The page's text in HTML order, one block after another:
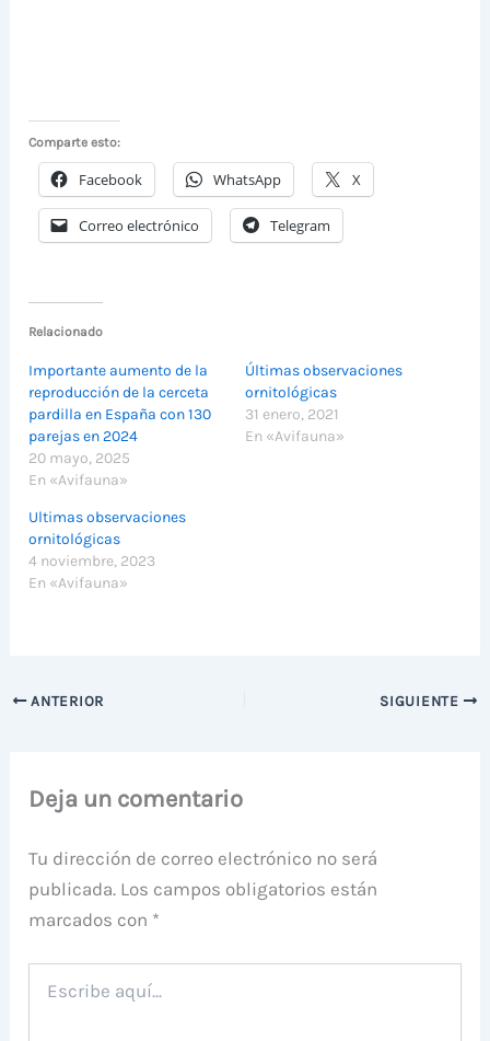
Comparte esto:
Facebook WhatsApp X
Correo electrónico Telegram
Relacionado
Importante aumento de la
reproducción de la cerceta
pardilla en España con 130
parejas en 2024
20 mayo, 2025
En «Avifauna»
Últimas observaciones
ornitológicas
31 enero, 2021
En «Avifauna»
Ultimas observaciones
ornitológicas
4 noviembre, 2023
En «Avifauna»
ANTERIOR SIGUIENTE
Deja un comentario
Tu dirección de correo electrónico no será
publicada. Los campos obligatorios están
marcados con *
aquí...